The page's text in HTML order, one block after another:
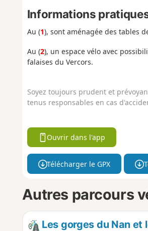
Informations
Au (1), sont aménagée des tables
Au (2), un espace vélo avec
falaises du Vercors.
Soyez toujours prudent et
tenus responsables en cas
Ouvrir dans l'app
Télécharger le GPX
Autres parcours
Les gorges du Nan et